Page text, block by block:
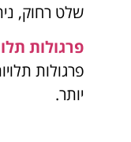
שלט רחוק,
פרגולות
פרגולות
יותר.